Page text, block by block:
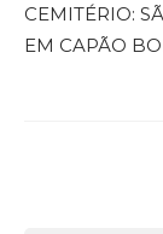
CEMITÉRIO:
EM CAPÃO